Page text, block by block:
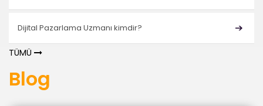
Dijital Pazarlama Uzmanı kimdir?
TÜMÜ
Blog